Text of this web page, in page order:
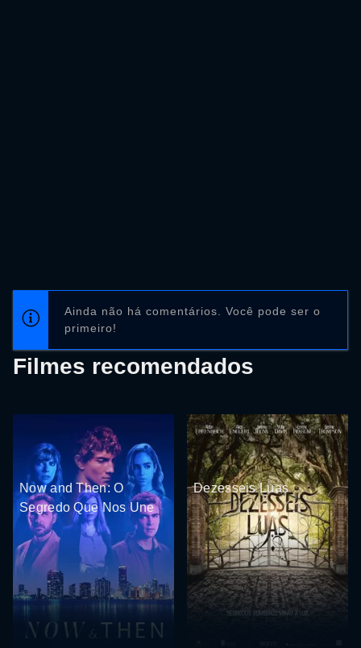
Ainda não há comentários. Você pode ser o
primeiro!
Filmes recomendados
Now and Then: O
Segredo Que Nos Une
Dezesseis Luas